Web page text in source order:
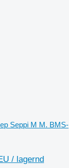
Seppi M M. BMS-
/ lagernd